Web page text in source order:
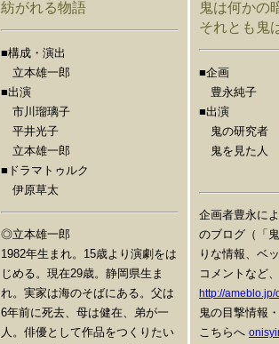
紡がれる物語
■構成・演出
立本雄一郎
■出演
市川瑠璃子
平井光子
立本雄一郎
■ドラマトゥルク
伊原草太
◎立本雄一郎
1982年生まれ。15歳より演劇をは
じめる。現在29歳。静岡県生ま
れ。実家は海のそばにある。父は
6年前に死去、母は健在、弟が一
人。俳優として作品をつくりたい
鬼は何かの
それとも鬼
■企画
豊永純子
■出演
鬼の研究者
鬼を見た人
企画者豊永に
のブログ（「
りな情報、ベ
コメントなど
http://
鬼の目撃情報
こちらへ